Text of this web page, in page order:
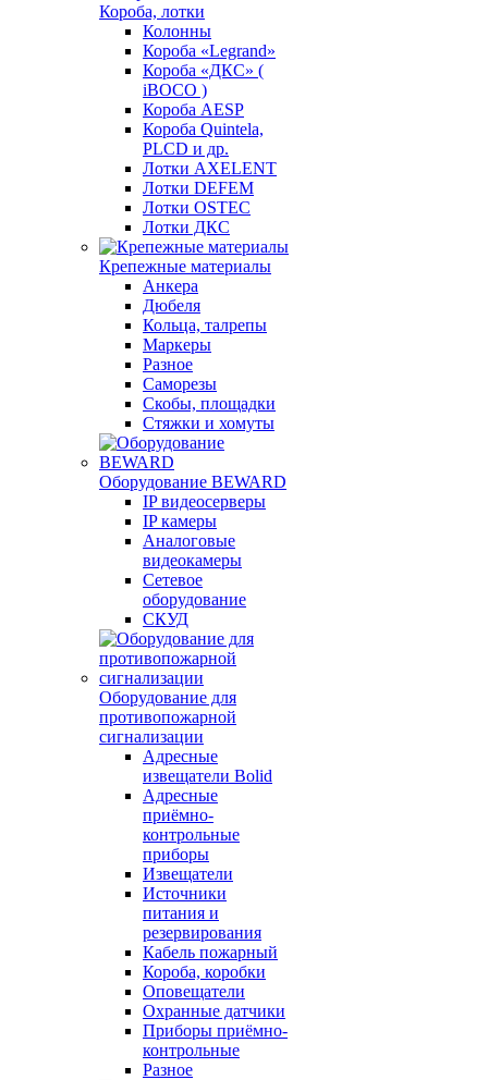
Короба, лотки
Колонны
Короба «Legrand»
Короба «ДКС» (
iBOCO )
Короба AESP
Короба Quintela,
PLCD и др.
Лотки AXELENT
Лотки DEFEM
Лотки OSTEC
Лотки ДКС
Крепежные материалы
Анкера
Дюбеля
Кольца, талрепы
Маркеры
Разное
Саморезы
Скобы, площадки
Стяжки и хомуты
Оборудование BEWARD
IP видеосерверы
IP камеры
Аналоговые
видеокамеры
Сетевое
оборудование
СКУД
Оборудование для
противопожарной
сигнализации
Адресные
извещатели Bolid
Адресные
приёмно-
контрольные
приборы
Извещатели
Источники
питания и
резервирования
Кабель пожарный
Короба, коробки
Оповещатели
Охранные датчики
Приборы приёмно-
контрольные
Разное